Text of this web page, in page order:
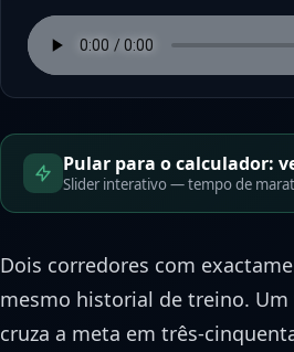
Pular para o calculador:
Slider interativo — tempo de
Dois corredores com
mesmo historial de treino.
cruza a meta em três-